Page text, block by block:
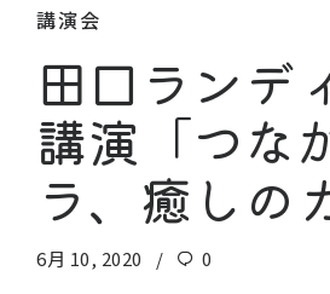
講演会
田口ランデ
講演「つな
ラ、癒しの
6月 10, 2020 0